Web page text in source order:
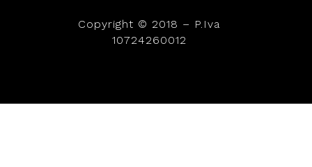
Copyright © 2018 – P.Iva
10724260012